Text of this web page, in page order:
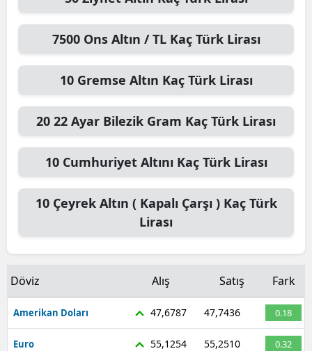
7500 Ons Altın / TLKaç Türk Lirası
10 Gremse Altın Kaç Türk Lirası
20 22 Ayar Bilezik Gram Kaç Türk Lirası
10 Cumhuriyet Altını Kaç Türk Lirası
10 Çeyrek Altın ( Kapalı Çarşı )Kaç Türk
Lirası
Döviz Alış Satış Fark
Amerikan Doları 47,6787 47,7436 0.18
Euro 55,1254 55,2510 0.32